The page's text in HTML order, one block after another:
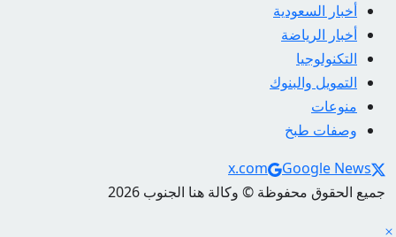
أخبار السعودية
أخبار الرياضة
التكنولوجيا
التمويل والبنوك
منوعات
وصفات طبخ
Social Links
x.com
Google News
جميع الحقوق محفوظة © وكالة هنا الجنوب 2026